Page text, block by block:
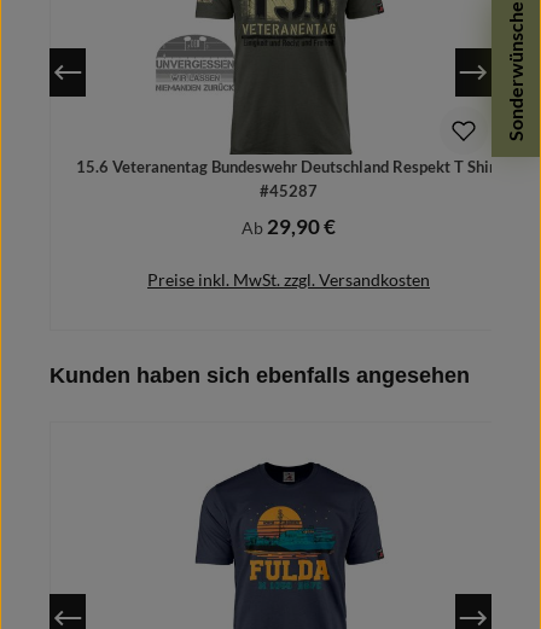
Sonderwünsche
15.6 Veteranentag Bundeswehr Deutschland Respekt T Shirt
#45287
Regulärer Preis:
Ab 29,90 €
Preise inkl. MwSt. zzgl. Versandkosten
Produktgalerie überspringen
Kunden haben sich ebenfalls angesehen